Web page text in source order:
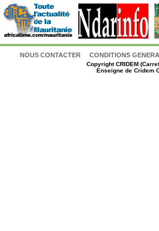
NOUS CONTACTER CONDITIONS
CopyrightCRIDEM
Enseigne de Cridem